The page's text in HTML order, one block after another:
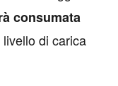
consumata
di carica